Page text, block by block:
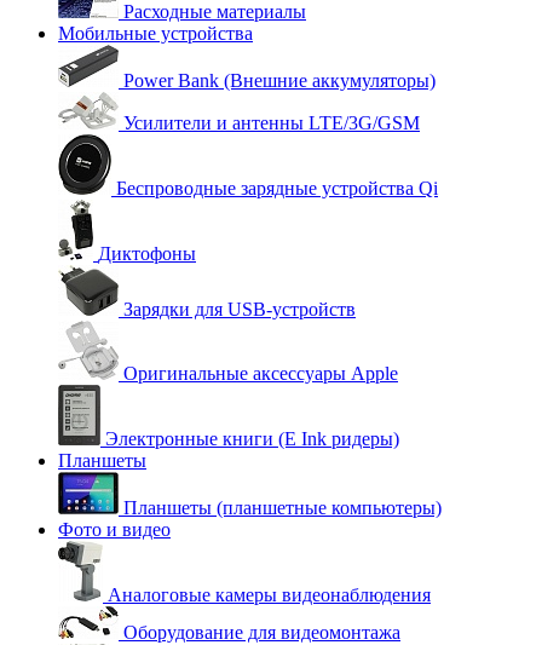
Расходные материалы
Мобильные устройства
Power Bank (Внешние аккумуляторы)
Усилители и антенны LTE/3G/GSM
Беспроводные зарядные устройства Qi
Диктофоны
Зарядки для USB-устройств
Оригинальные аксессуары Apple
Электронные книги (E Ink ридеры)
Планшеты
Планшеты (планшетные компьютеры)
Фото и видео
Аналоговые камеры видеонаблюдения
Оборудование для видеомонтажа